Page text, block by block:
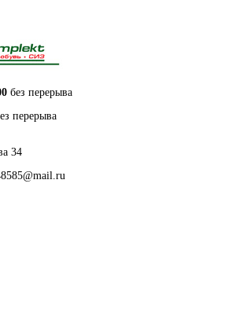
без перерыва
перерыва
34